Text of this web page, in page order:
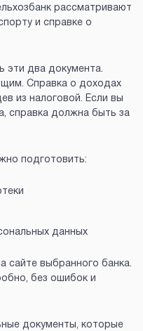
рассматривают
и справке о
эти два документа.
Справка о доходах
из налоговой. Если вы
справка должна быть за
подготовить:
данных
сайте выбранного банка.
без ошибок и
документы, которые